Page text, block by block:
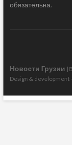
обязательна.
Новости Грузии |
Design & development